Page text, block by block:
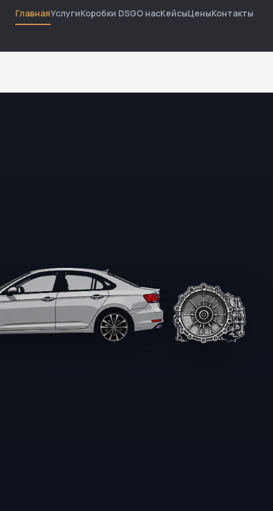
ГлавнаяУслугиКоробки DSGО насКейсыЦеныКонтакты